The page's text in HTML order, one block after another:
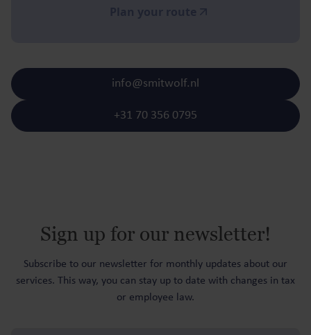
+31 70 356 0795
info@smitwolf.nl
Sign up for our newsletter!
Subscribe to our newsletter for monthly updates about our
services. This way, you can stay up to date with changes in tax
or employee law.